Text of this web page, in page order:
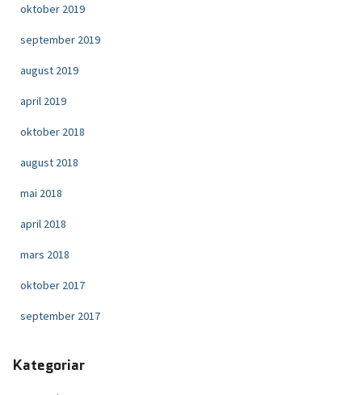
oktober 2019
september 2019
august 2019
april 2019
oktober 2018
august 2018
mai 2018
april 2018
mars 2018
oktober 2017
september 2017
Kategoriar